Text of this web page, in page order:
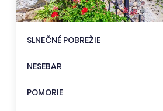
SLNEČNÉ POBREŽIE
NESEBAR
POMORIE